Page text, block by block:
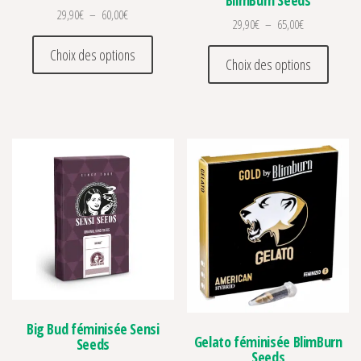
29,90€ – 60,00€Plage de prix : 29,90€ à 60,00€
Choix des options
Ce produit a plusieurs variations. Les
29,90€ – 65,00€Plage de prix
Choix des options
Ce
Big Bud féminisée Sensi
Seeds Gelato féminisée BlimBurn
Seeds